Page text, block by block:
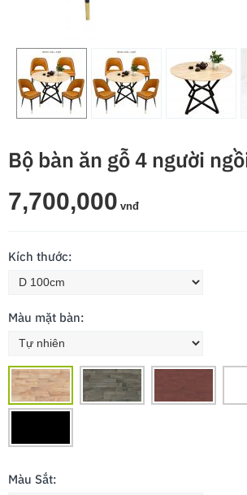
Bộ bàn ăn gỗ 4 người
7,700,000 vnđ
Kích thước:
Màu mặt bàn:
Màu Sắt: